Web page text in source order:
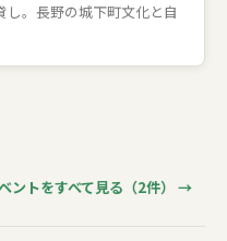
。長野の城下町文化と自
ントをすべて見る（2件） →